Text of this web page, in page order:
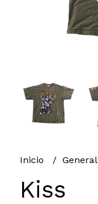
Inicio General
Kiss